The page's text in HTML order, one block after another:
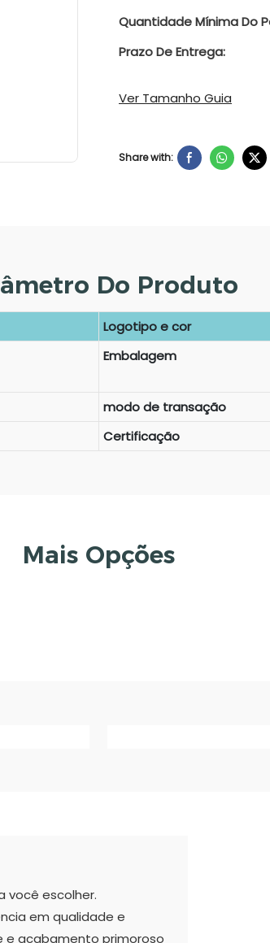
Quantidade Mínima Do
Prazo De Entrega:
Ver Tamanho Guia
Share with:
Do Produto
Logotipo e cor
Embalagem
modo de transação
Certificação
Mais Opções
você escolher.
em qualidade e
acabamento primoroso